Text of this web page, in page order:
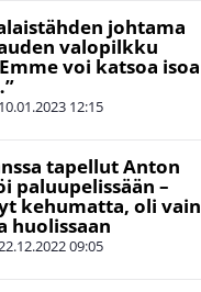
johtama
valopilkku
voi katsoa isoa
10.01.2023 12:15
tapellut Anton
paluupelissään –
kehumatta, oli vain
huolissaan
09:05